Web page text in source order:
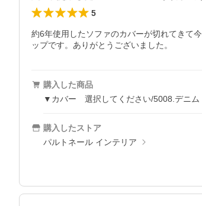
5
約6年使用したソファのカバーが切れてきて
ップです。ありがとうございました。
購入した商品
▼カバー 選択してください/5008.デニ
購入したストア
パルトネール インテリア